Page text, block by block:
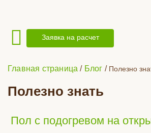
Заявка на расчет
Главная страница / Блог / Полезно
Полезно знать
Пол с подогревом на